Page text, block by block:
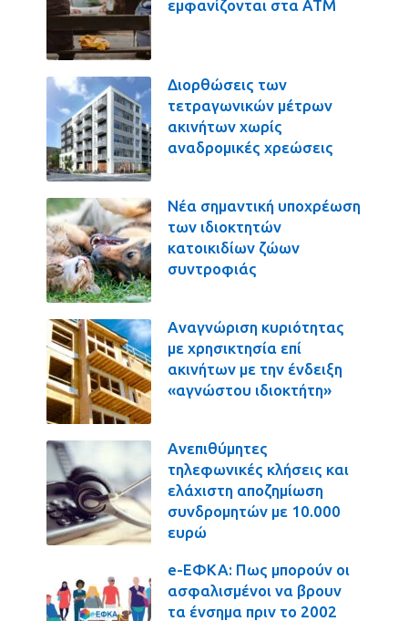
εμφανίζονται στα ΑΤΜ
Διορθώσεις των
τετραγωνικών μέτρων
ακινήτων χωρίς
αναδρομικές χρεώσεις
Νέα σημαντική υποχρέωση
των ιδιοκτητών
κατοικιδίων ζώων
συντροφιάς
Αναγνώριση κυριότητας
με χρησικτησία επί
ακινήτων με την ένδειξη
«αγνώστου ιδιοκτήτη»
Ανεπιθύμητες
τηλεφωνικές κλήσεις και
ελάχιστη αποζημίωση
συνδρομητών με 10.000
ευρώ
e-ΕΦΚΑ: Πως μπορούν οι
ασφαλισμένοι να βρουν
τα ένσημα πριν το 2002